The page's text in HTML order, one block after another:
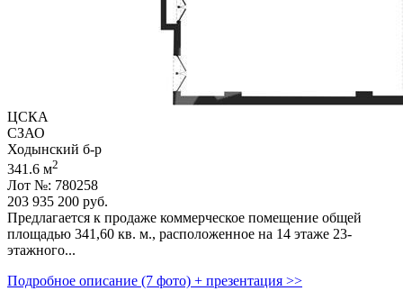
ЦСКА
СЗАО
Ходынский б-р
341.6 м2
Лот №: 780258
203 935 200 руб.
Предлагается к продаже коммерческое помещение общей
площадью 341,­60 кв. м.,­ расположенное на 14 этаже 23-
этажного...
Подробное описание (7 фото) + презентация >>